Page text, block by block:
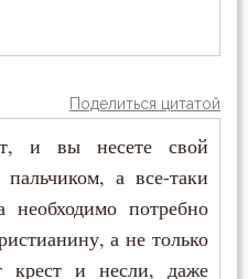
Поделиться цитатой
и вы несете свой
а все-таки
необходимо потребно
а не только
крест и несли, даже